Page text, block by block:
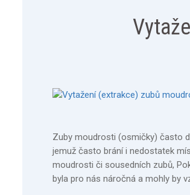
Zuby moudrosti (osmičky) často
jemuž často brání i nedostatek
moudrosti či sousedních zubů,
byla pro nás náročná a mohly by